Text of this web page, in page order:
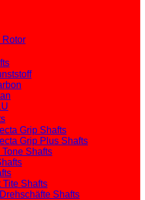
Rotor
Grip Shafts
Grip Plus Shafts
Shafts
Tite Shafts
Shafts